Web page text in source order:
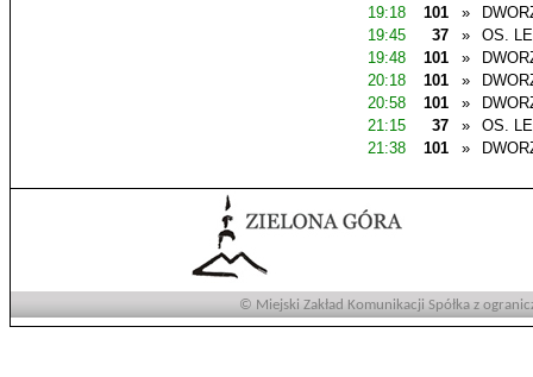
19:18
101 »
19:45
37 »
OS.
19:48
101 »
20:18
101 »
20:58
101 »
21:15
37 »
OS.
21:38
101 »
© Miejski Zakład Komunikacji Spółka z